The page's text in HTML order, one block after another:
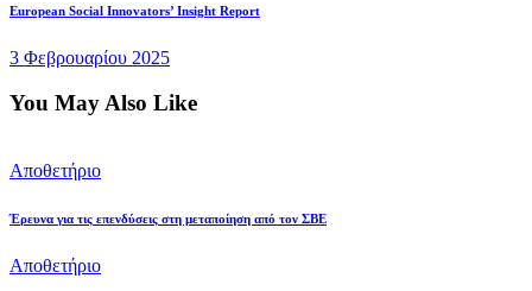
European Social Innovators’ Insight Report
3 Φεβρουαρίου 2025
You May Also Like
Αποθετήριο
Έρευνα για τις επενδύσεις στη μεταποίηση από τον ΣΒΕ
Αποθετήριο